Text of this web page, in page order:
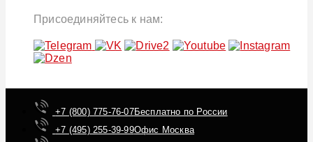
Присоединяйтесь к нам:
+7 (800) 775-76-07Бесплатно по России
+7 (495) 255-39-99Офис Москва